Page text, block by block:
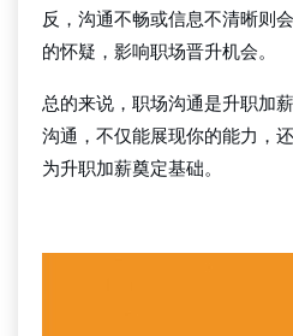
反，沟通不畅或信息不清晰则
的怀疑，影响职场晋升机会。
总的来说，职场沟通是升职加
沟通，不仅能展现你的能力，
为升职加薪奠定基础。